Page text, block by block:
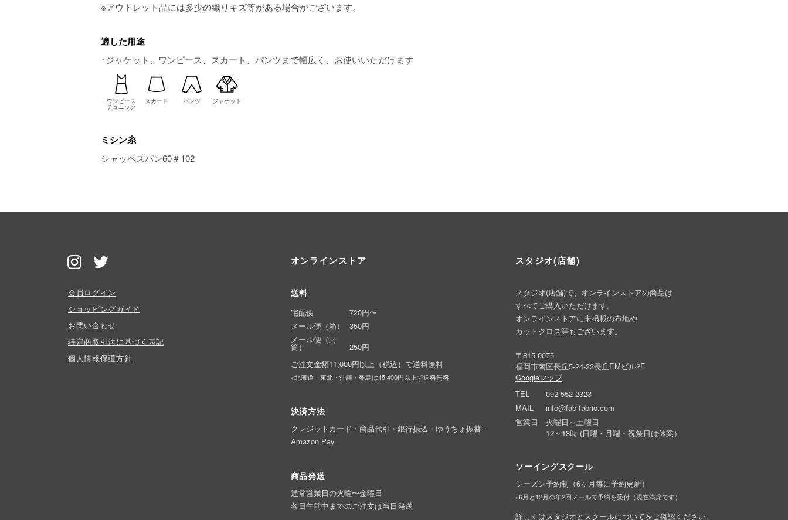
※アウトレット品には多少の織りキズ等がある場合がございます。
適した用途
･ジャケット、ワンピース、スカート、パンツまで幅広く、お使いいただけます
ワンピース
チュニック
スカート パンツ ジャケット
ミシン糸
シャッペスパン60＃102
会員ログイン
ショッピングガイド
お問い合わせ
特定商取引法に基づく表記
個人情報保護方針
オンラインストア
送料
宅配便
720円〜
メール便（箱）
350円
メール便（封
筒）
250円
ご注文金額11,000円以上（税込）で送料無料
※北海道・東北・沖縄・離島は15,400円以上で送料無料
決済方法
クレジットカード・商品代引・銀行振込・ゆうちょ振替・
Amazon Pay
商品発送
通常営業日の火曜〜金曜日
各日午前中までのご注文は当日発送
スタジオ(店舗)
スタジオ(店舗)で、オンラインストアの商品は
すべてご購入いただけます。
オンラインストアに未掲載の布地や
カットクロス等もございます。
〒815-0075
福岡市南区長丘5-24-22長丘EMビル2F
Googleマップ
TEL
092-552-2323
MAIL
info@fab-fabric.com
営業日
火曜日～土曜日
12～18時 (日曜・月曜・祝祭日は休業）
ソーイングスクール
シーズン予約制（6ヶ月毎に予約更新）
※6月と12月の年2回メールで予約を受付（現在満席です）
詳しくはスタジオとスクールについてをご確認ください。